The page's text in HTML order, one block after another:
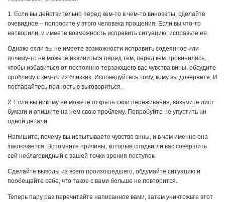
1. Если вы действительно перед кем-то в чем-то виноваты, сделайте
очевидное – попросите у этого человека прощения. Если вы что-то
натворили, и имеете возможность исправить ситуацию, исправьте ее.
Однако если вы не имеете возможности исправить содеянное или
почему-то не можете извиниться перед тем, перед кем провинились,
чтобы избавиться от постоянно терзающего вас чувства вины, обсудите
проблему с кем-то из близких. Исповедуйтесь тому, кому вы доверяете. И
постарайтесь полностью выговориться.
2. Если вы никому не можете открыть свои переживания, возьмите лист
бумаги и опишите на нем свою проблему. Попробуйте не упустить ни
одной детали.
Напишите, почему вы испытываете чувство вины, и в чем именно она
заключается. Вспомните причины, которые сподвигли вас совершить
сей неблаговидный с вашей точки зрения поступок.
Сделайте выводы из всего произошедшего, обдумайте ситуацию и
пообещайте себе, что такое с вами больше не повторится.
Теперь пару раз перечитайте написанное вами, затем уничтожьте этот